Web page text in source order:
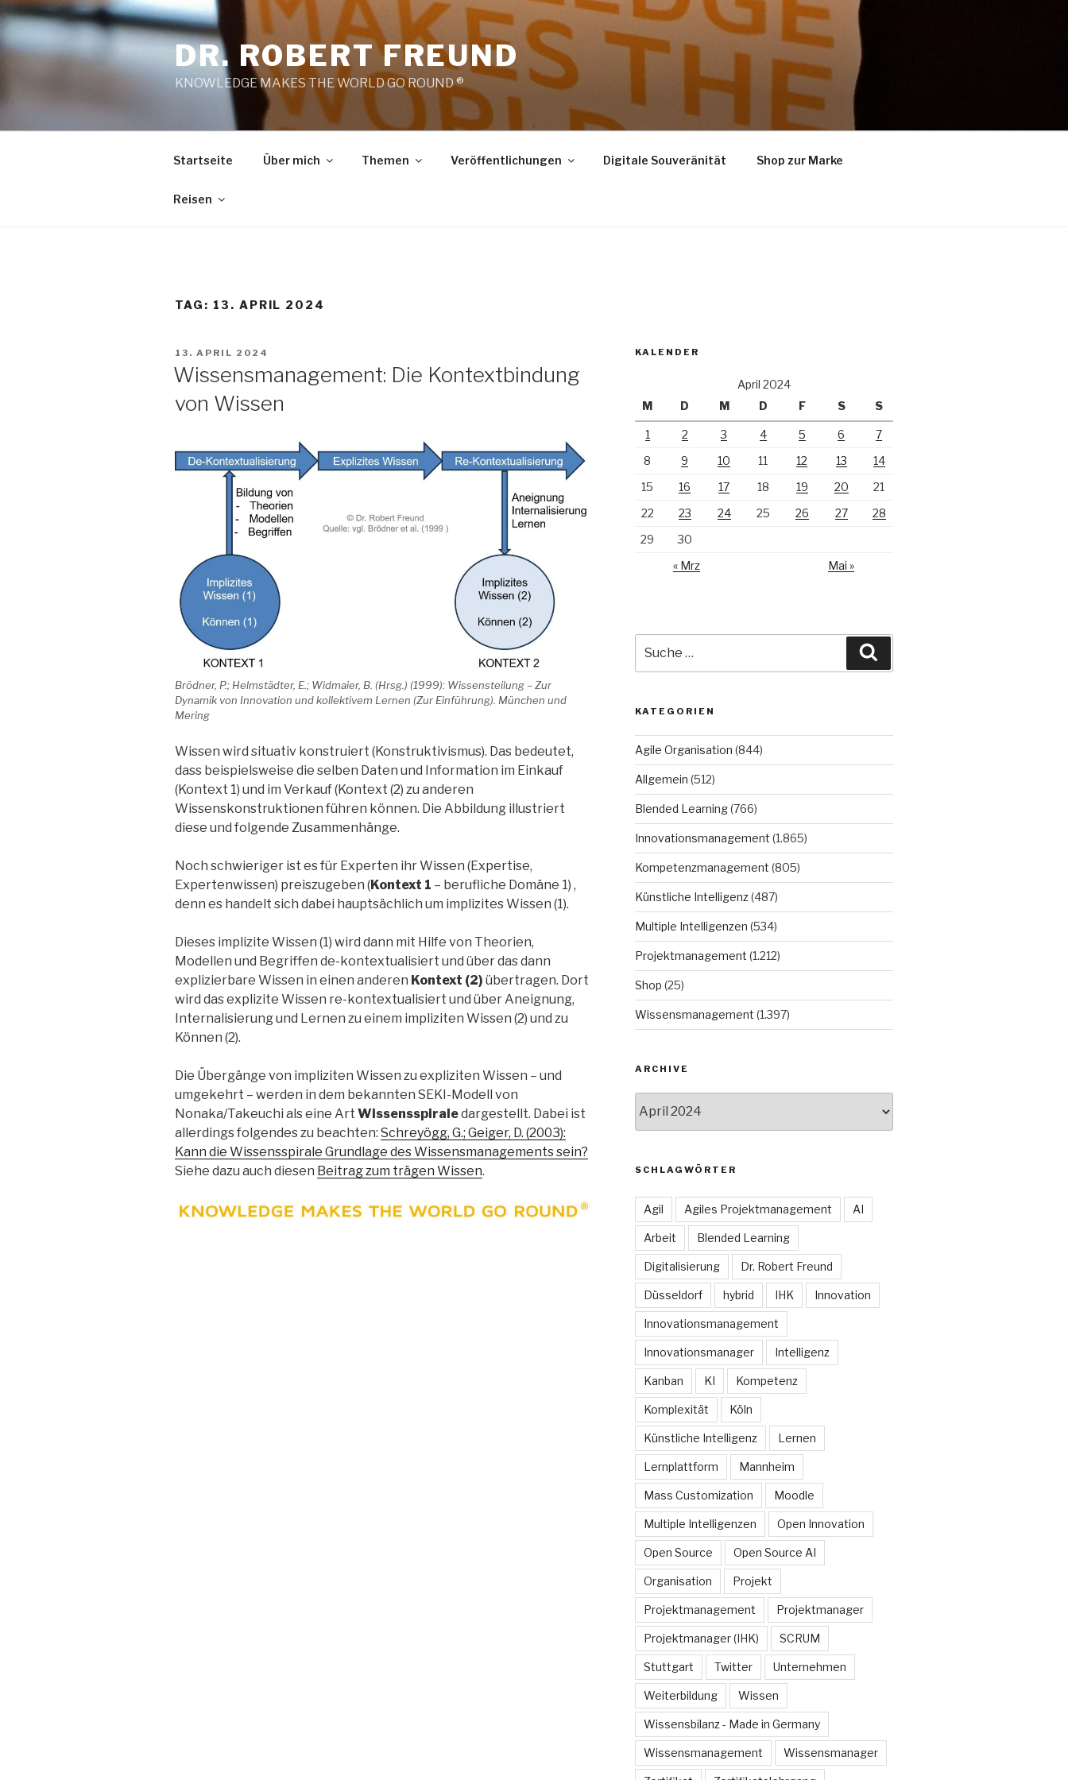
Zum
Inhalt
springen
DR. ROBERT FREUND
KNOWLEDGE MAKES THE WORLD GO ROUND ®
Startseite Über mich Themen Veröffentlichungen Digitale Souveränität Shop zur Marke
Reisen
TAG: 13. APRIL 2024
VERÖFFENTLICHT
13. APRIL 2024
Wissensmanagement: Die Kontextbindung
von Wissen
Brödner, P.; Helmstädter, E.; Widmaier, B. (Hrsg.) (1999): Wissensteilung – Zur
Dynamik von Innovation und kollektivem Lernen (Zur Einführung). München und
Mering
Wissen wird situativ konstruiert (Konstruktivismus). Das bedeutet,
dass beispielsweise die selben Daten und Information im Einkauf
(Kontext 1) und im Verkauf (Kontext (2) zu anderen
Wissenskonstruktionen führen können. Die Abbildung illustriert
diese und folgende Zusammenhänge.
Noch schwieriger ist es für Experten ihr Wissen (Expertise,
Expertenwissen) preiszugeben (Kontext 1 – berufliche Domäne 1) ,
denn es handelt sich dabei hauptsächlich um implizites Wissen (1).
Dieses implizite Wissen (1) wird dann mit Hilfe von Theorien,
Modellen und Begriffen de-kontextualisiert und über das dann
explizierbare Wissen in einen anderen Kontext (2) übertragen. Dort
wird das explizite Wissen re-kontextualisiert und über Aneignung,
Internalisierung und Lernen zu einem impliziten Wissen (2) und zu
Können (2).
Die Übergänge von impliziten Wissen zu expliziten Wissen – und
umgekehrt – werden in dem bekannten SEKI-Modell von
Nonaka/Takeuchi als eine Art Wissensspiraledargestellt. Dabei ist
allerdings folgendes zu beachten: Schreyögg, G.; Geiger, D. (2003):
Kann die Wissensspirale Grundlage des Wissensmanagements sein?
Siehe dazu auch diesen Beitrag zum trägen Wissen.
KALENDER
April 2024
M
D M D F S S
1 2 3 4 5 6
7
8
9 10 11 12 13
14
15
16 17 18 19 20
21
22
23 24 25 26 27
28
29
30
« Mrz
Mai »
nach:
KATEGORIEN
Agile Organisation (844)
Allgemein (512)
Blended Learning(766)
Innovationsmanagement (1.865)
Kompetenzmanagement (805)
Künstliche Intelligenz(487)
Multiple Intelligenzen (534)
Projektmanagement (1.212)
Shop (25)
Wissensmanagement (1.397)
ARCHIVE
SCHLAGWÖRTER
Agil Agiles Projektmanagement AI
Arbeit Blended Learning
Digitalisierung Dr. Robert Freund
Düsseldorf hybrid IHK Innovation
Innovationsmanagement
Innovationsmanager Intelligenz
Kanban KI Kompetenz
Komplexität Köln
Künstliche Intelligenz Lernen
Lernplattform Mannheim
Mass Customization Moodle
Multiple Intelligenzen Open Innovation
Open Source Open Source AI
Organisation Projekt
Projektmanagement Projektmanager
Projektmanager (IHK) SCRUM
Stuttgart Twitter Unternehmen
Weiterbildung Wissen
Wissensbilanz - Made in Germany
Wissensmanagement Wissensmanager